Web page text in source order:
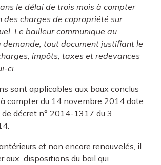
le délai de trois mois à compter
des charges de copropriété sur
Le bailleur communique au
demande, tout document justifiant le
impôts, taxes et redevances
ci.
sont applicables aux baux conclus
compter du 14 novembre 2014 date
décret n° 2014-1317 du 3
et non encore renouvelés, il
aux dispositions du bail qui